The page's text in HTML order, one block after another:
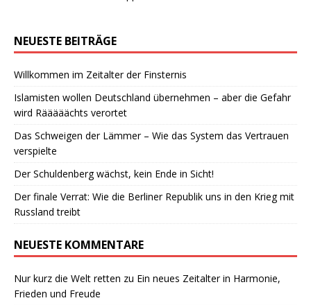
NEUESTE BEITRÄGE
Willkommen im Zeitalter der Finsternis
Islamisten wollen Deutschland übernehmen – aber die Gefahr
wird Rääääächts verortet
Das Schweigen der Lämmer – Wie das System das Vertrauen
verspielte
Der Schuldenberg wächst, kein Ende in Sicht!
Der finale Verrat: Wie die Berliner Republik uns in den Krieg mit
Russland treibt
NEUESTE KOMMENTARE
Nur kurz die Welt retten zu Ein neues Zeitalter in Harmonie,
Frieden und Freude